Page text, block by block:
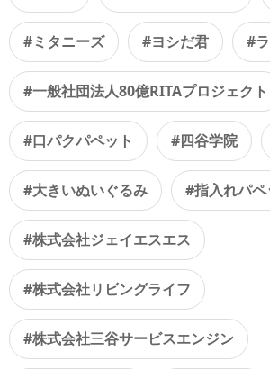
#ミタニーズ #ヨシだ君 #
#一般社団法人80億RITAプロジェクト
#口パクパペット #四谷学院
#大きいぬいぐるみ #指入れパペ
#株式会社ジェイエスエス
#株式会社リビングライフ
#株式会社三谷サービスエンジン